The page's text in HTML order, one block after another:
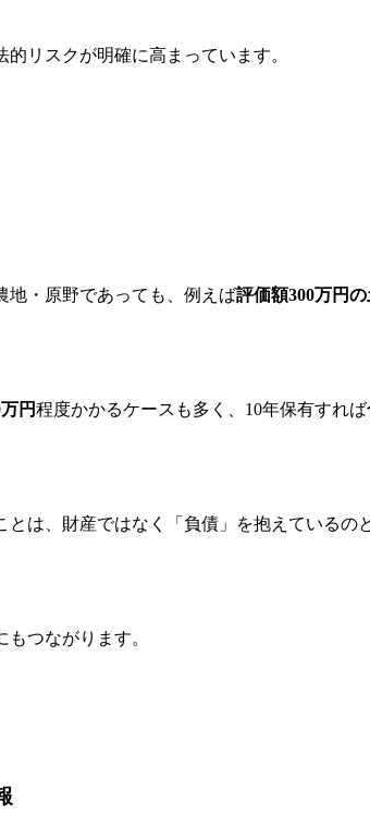
リスクが明確に高まっています。
地・原野であっても、例えば評価額300万円
円程度かかるケースも多く、10年保有すれば
は、財産ではなく「負債」を抱えているの
つながります。